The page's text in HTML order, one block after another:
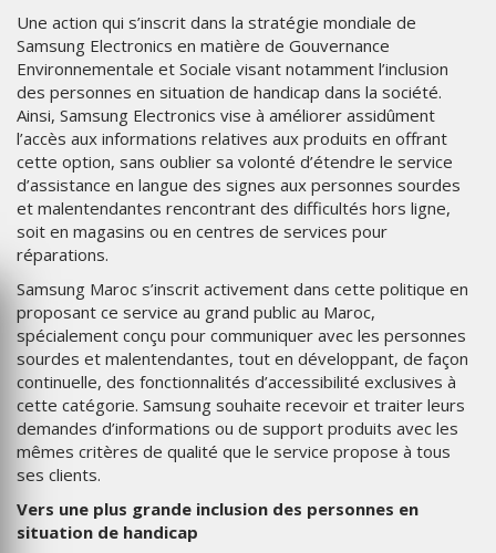
Une action qui s’inscrit dans la stratégie mondiale de
Samsung Electronics en matière de Gouvernance
Environnementale et Sociale visant notamment l’inclusion
des personnes en situation de handicap dans la société.
Ainsi, Samsung Electronics vise à améliorer assidûment
l’accès aux informations relatives aux produits en offrant
cette option, sans oublier sa volonté d’étendre le service
d’assistance en langue des signes aux personnes sourdes
et malentendantes rencontrant des difficultés hors ligne,
soit en magasins ou en centres de services pour
réparations.
Samsung Maroc s’inscrit activement dans cette politique en
proposant ce service au grand public au Maroc,
spécialement conçu pour communiquer avec les personnes
sourdes et malentendantes, tout en développant, de façon
continuelle, des fonctionnalités d’accessibilité exclusives à
cette catégorie. Samsung souhaite recevoir et traiter leurs
demandes d’informations ou de support produits avec les
mêmes critères de qualité que le service propose à tous
ses clients.
Vers une plus grande inclusion des personnes en
situation de handicap